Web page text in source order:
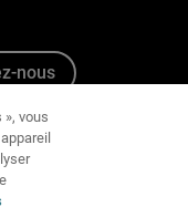
nous
vous